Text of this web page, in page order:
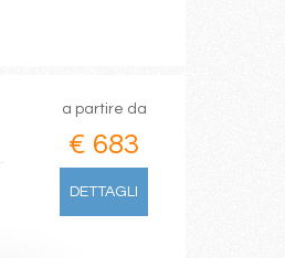
a partire da
€ 683
DETTAGLI